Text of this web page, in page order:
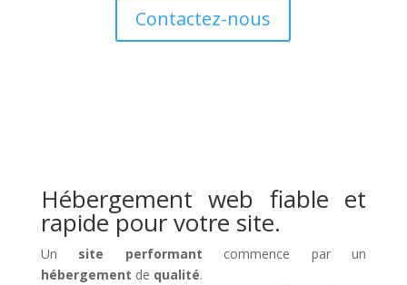
Contactez-nous
Hébergement web fiable et
rapide pour votre site.
Un site performant commence par un
hébergement de qualité.